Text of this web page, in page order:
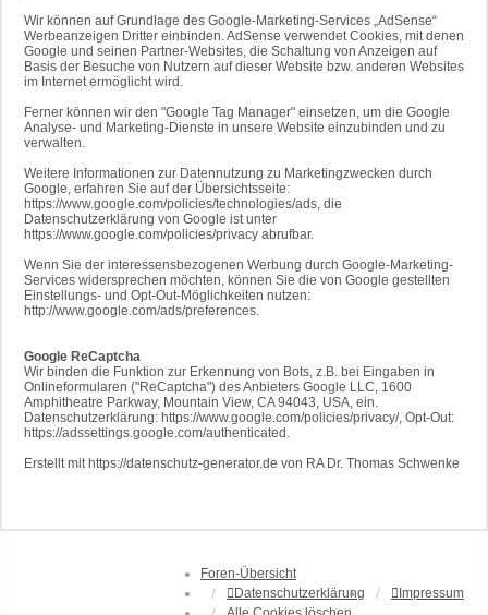
Wir können auf Grundlage des Google-Marketing-Services „AdSense“
Werbeanzeigen Dritter einbinden. AdSense verwendet Cookies, mit denen
Google und seinen Partner-Websites, die Schaltung von Anzeigen auf
Basis der Besuche von Nutzern auf dieser Website bzw. anderen Websites
im Internet ermöglicht wird.
Ferner können wir den "Google Tag Manager" einsetzen, um die Google
Analyse- und Marketing-Dienste in unsere Website einzubinden und zu
verwalten.
Weitere Informationen zur Datennutzung zu Marketingzwecken durch
Google, erfahren Sie auf der Übersichtsseite:
https://www.google.com/policies/technologies/ads, die
Datenschutzerklärung von Google ist unter
https://www.google.com/policies/privacy abrufbar.
Wenn Sie der interessensbezogenen Werbung durch Google-Marketing-
Services widersprechen möchten, können Sie die von Google gestellten
Einstellungs- und Opt-Out-Möglichkeiten nutzen:
http://www.google.com/ads/preferences.
Google ReCaptcha
Wir binden die Funktion zur Erkennung von Bots, z.B. bei Eingaben in
Onlineformularen ("ReCaptcha") des Anbieters Google LLC, 1600
Amphitheatre Parkway, Mountain View, CA 94043, USA, ein.
Datenschutzerklärung: https://www.google.com/policies/privacy/, Opt-Out:
https://adssettings.google.com/authenticated.
Erstellt mit https://datenschutz-generator.de von RA Dr. Thomas Schwenke
Foren-Übersicht
Datenschutzerklärung
Impressum